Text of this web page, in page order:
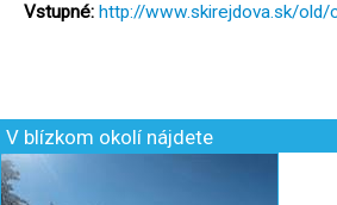
Vstupné: http://www.skirejdova.sk/old/
V blízkom okolí nájdete